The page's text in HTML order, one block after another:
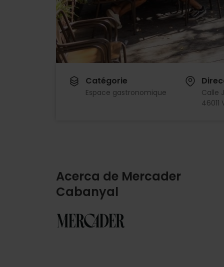
Catégorie
Espace gastronomique
Calle
46011
Acerca de Mercader
Cabanyal
Imagen